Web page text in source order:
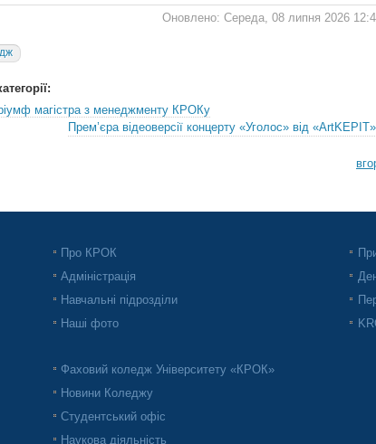
Оновлено: Середа, 08 липня 2026
магістра з менеджменту КРОКу
Прем’єра відеоверсії концерту «Уголос» від
Про КРОК
Адміністрація
Навчальні підрозділи
Наші фото
Фаховий коледж Університету «КРОК»
Новини Коледжу
Студентський офіс
Наукова діяльність